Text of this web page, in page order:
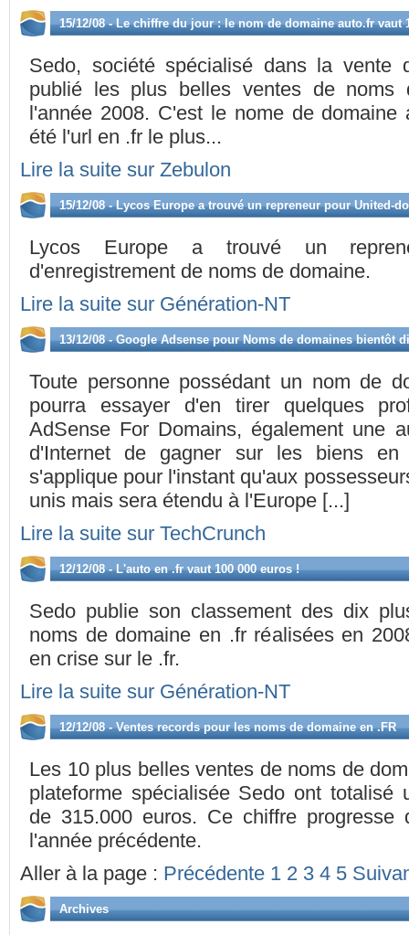
15/12/08 - Le chiffre du jour : le nom de domaine auto.fr vaut
Sedo, société spécialisé dans la vente
publié les plus belles ventes de noms
l'année 2008. C'est le nome de
été l'url en .fr le plus...
Lire la suite sur Zebulon
15/12/08 - Lycos Europe a trouvé un repreneur pour United-
Lycos Europe a trouvé un
d'enregistrement de noms de domaine.
Lire la suite sur Génération-NT
13/12/08 - Google Adsense pour Noms de domaines bientôt
Toute personne possédant un nom de
pourra essayer d'en tirer quelques
AdSense For Domains, également une
d'Internet de gagner sur les biens
s'applique pour l'instant qu'aux
unis mais sera étendu à l'Europe [...]
Lire la suite sur TechCrunch
12/12/08 - L'auto en .fr vaut 100 000 euros !
Sedo publie son classement des dix
noms de domaine en .fr réalisées en
en crise sur le .fr.
Lire la suite sur Génération-NT
12/12/08 - Ventes records pour les noms de domaine en .FR
Les 10 plus belles ventes de noms de
plateforme spécialisée Sedo ont totalisé
de 315.000 euros. Ce chiffre
l'année précédente.
Aller à la page : Précédente 1 2 3 4 5
Archives